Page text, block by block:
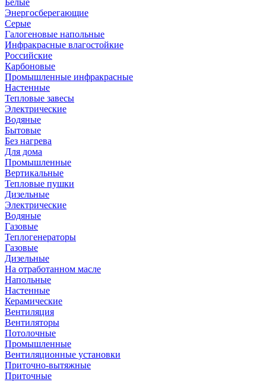
Белые
Энергосберегающие
Серые
Галогеновые напольные
Инфракрасные влагостойкие
Российские
Карбоновые
Промышленные инфракрасные
Настенные
Тепловые завесы
Электрические
Водяные
Бытовые
Без нагрева
Для дома
Промышленные
Вертикальные
Тепловые пушки
Дизельные
Электрические
Водяные
Газовые
Теплогенераторы
Газовые
Дизельные
На отработанном масле
Напольные
Настенные
Керамические
Вентиляция
Вентиляторы
Потолочные
Промышленные
Вентиляционные установки
Приточно-вытяжные
Приточные